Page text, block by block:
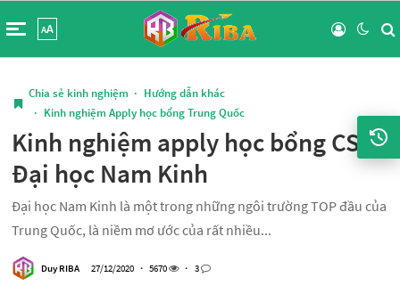
AA
Chia sẻ kinh nghiệm · Hướng dẫn khác
· Kinh nghiệm Apply học bổng Trung Quốc
Kinh nghiệm apply học bổng CSC
Đại học Nam Kinh
Đại học Nam Kinh là một trong những ngôi trường TOP đầu của
Trung Quốc, là niềm mơ ước của rất nhiều...
Duy RIBA 27/12/2020 ・ 5670 ・ 3